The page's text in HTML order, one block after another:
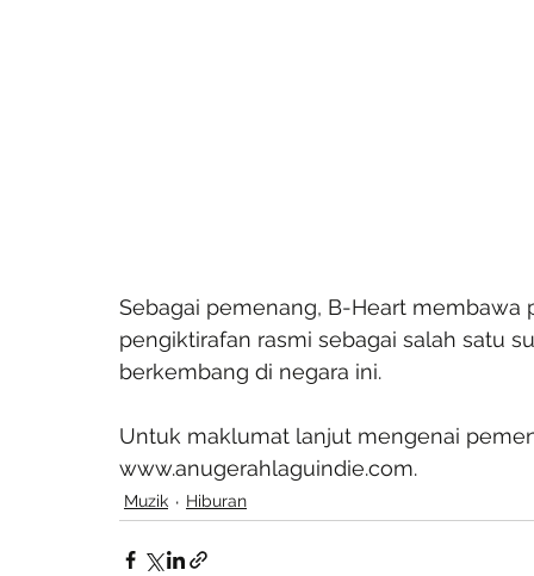
Sebagai pemenang, B-Heart
pengiktirafan rasmi sebagai salah satu
berkembang di negara ini.
Untuk maklumat lanjut mengenai
www.anugerahlaguindie.com.
Muzik Hiburan